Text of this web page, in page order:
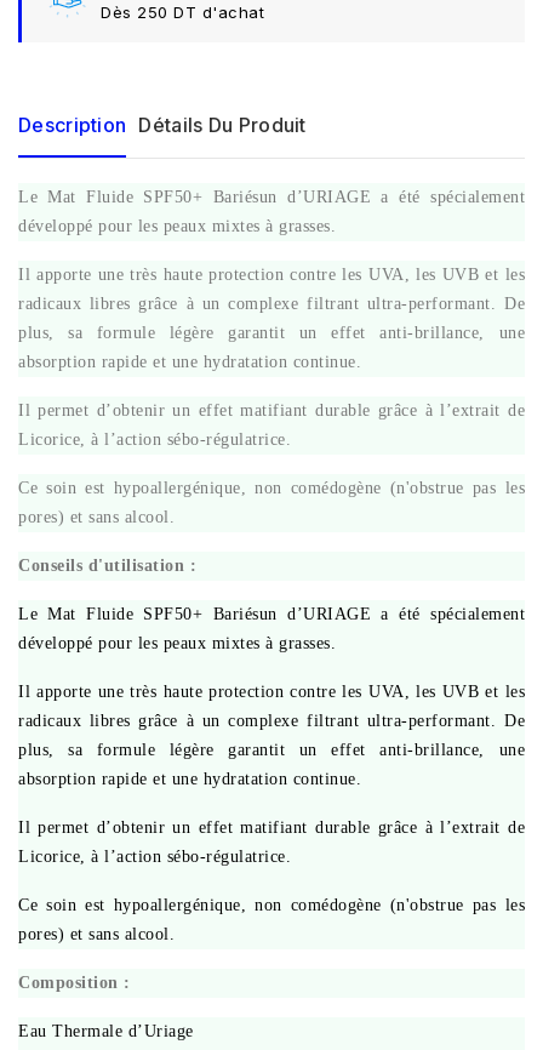
Dès 250 DT d'achat
Description Détails Du Produit
Le Mat Fluide SPF50+ Bariésun d’URIAGE a été spécialement
développé pour les peaux mixtes à grasses.
Il apporte une très haute protection contre les UVA, les UVB et les
radicaux libres grâce à un complexe filtrant ultra-performant. De
plus, sa formule légère garantit un effet anti-brillance, une
absorption rapide et une hydratation continue.
Il permet d’obtenir un effet matifiant durable grâce à l’extrait de
Licorice, à l’action sébo-régulatrice.
Ce soin est hypoallergénique, non comédogène (n'obstrue pas les
pores) et sans alcool.
Conseils d'utilisation :
Le Mat Fluide SPF50+ Bariésun d’URIAGE a été spécialement
développé pour les peaux mixtes à grasses.
Il apporte une très haute protection contre les UVA, les UVB et les
radicaux libres grâce à un complexe filtrant ultra-performant. De
plus, sa formule légère garantit un effet anti-brillance, une
absorption rapide et une hydratation continue.
Il permet d’obtenir un effet matifiant durable grâce à l’extrait de
Licorice, à l’action sébo-régulatrice.
Ce soin est hypoallergénique, non comédogène (n'obstrue pas les
pores) et sans alcool.
Composition :
Eau Thermale d’Uriage